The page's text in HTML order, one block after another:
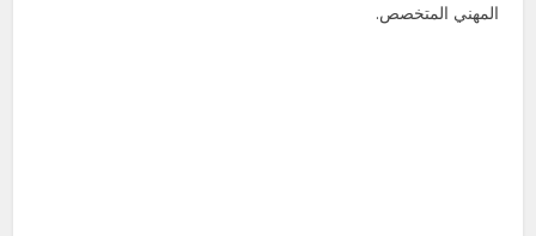
المهني المتخصص.